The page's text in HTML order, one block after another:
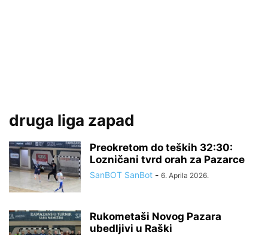
druga liga zapad
Preokretom do teških 32:30:
Lozničani tvrd orah za Pazarce
SanBOT SanBot - 6. Aprila 2026.
Rukometaši Novog Pazara
ubedljivi u Raški